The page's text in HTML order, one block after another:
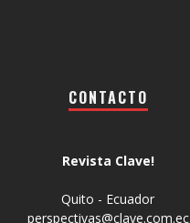
CONTACTO
Revista Clave!
Quito - Ecuador
perspectivas@clave.com.ec